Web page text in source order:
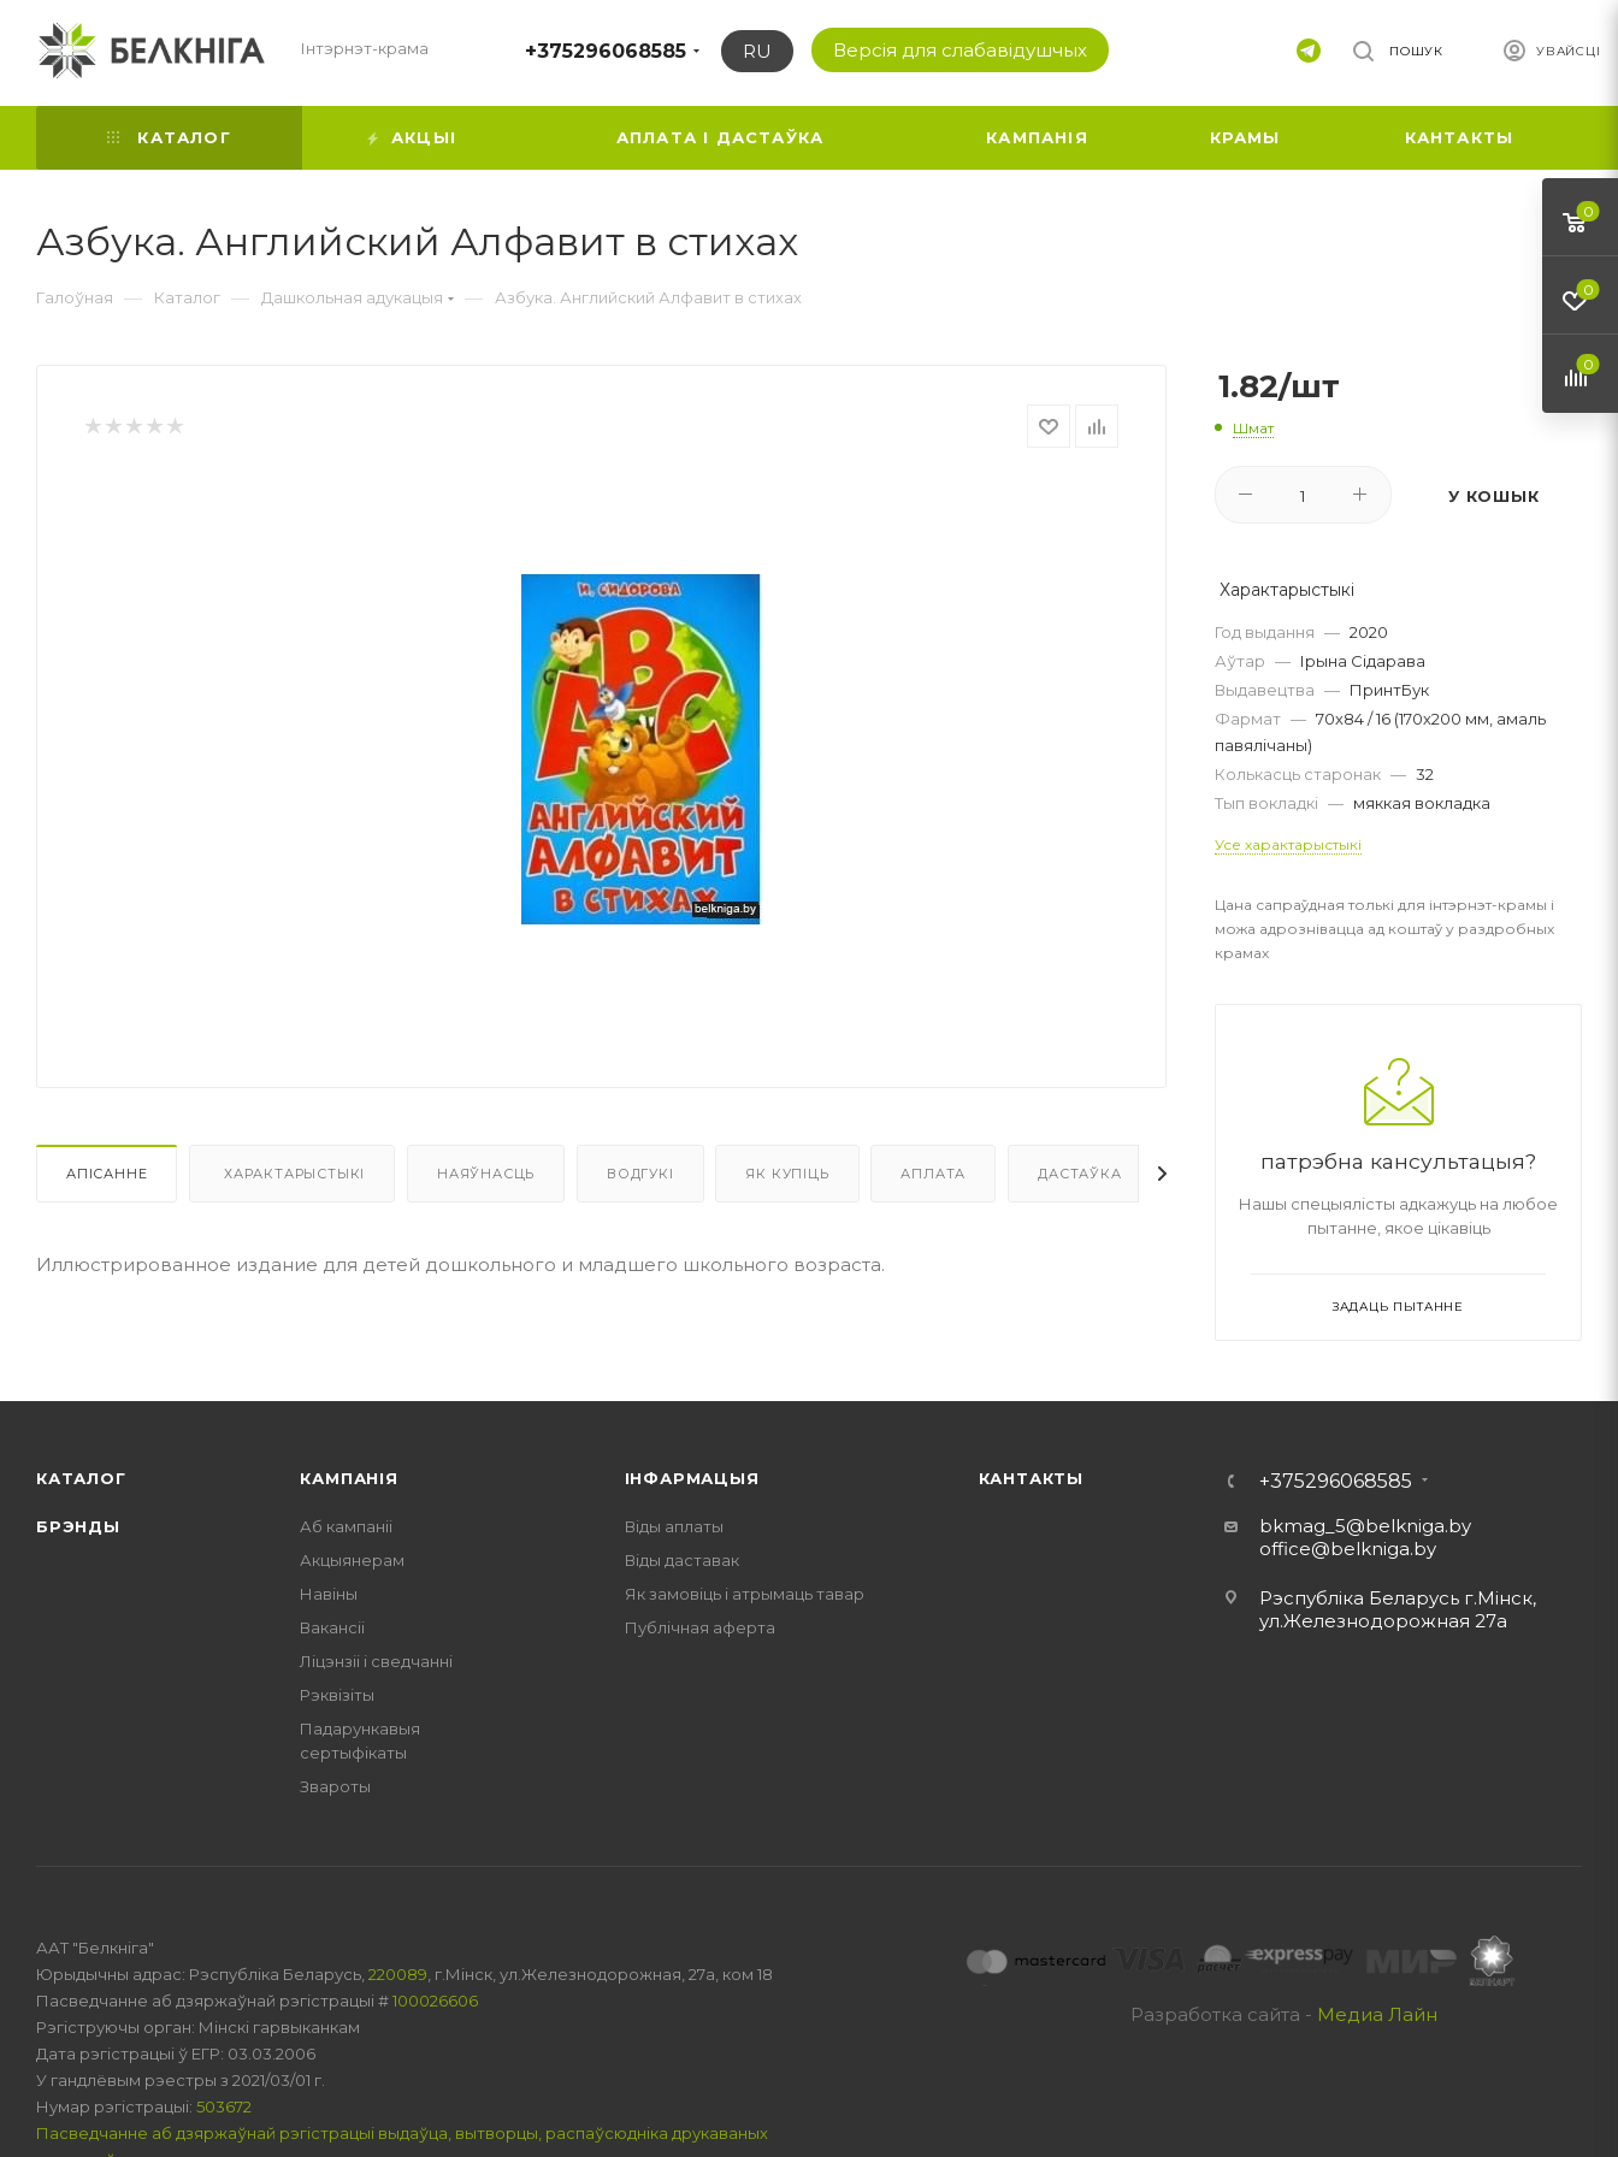
Інтэрнэт-крама +375296068585 RU Версія для слабавідушчых УВАЙСЦІ
ПОШУК
КАТАЛОГ АКЦЫІ АПЛАТА І ДАСТАЎКА КАМПАНІЯ КРАМЫ КАНТАКТЫ
Азбука. Английский Алфавит в стихах
Галоўная — Каталог — Дашкольная адукацыя — Азбука. Английский Алфавит в стихах
АПІСАННЕ ХАРАКТАРЫСТЫКІ НАЯЎНАСЦЬ ВОДГУКІ ЯК КУПІЦЬ АПЛАТА ДАСТАЎКА ДАДАТКОВА
Иллюстрированное издание для детей дошкольного и младшего школьного возраста.
1.82/шт
Шмат
У КОШЫК
Характарыстыкі
Год выдання — 2020
Аўтар — Ірына Сідарава
Выдавецтва — ПринтБук
Фармат — 70х84 / 16 (170х200 мм, амаль
павялічаны)
Колькасць старонак — 32
Тып вокладкі — мяккая вокладка
Усе характарыстыкі
Цана сапраўдная толькі для інтэрнэт-крамы і
можа адрознівацца ад коштаў у раздробных
крамах
патрэбна кансультацыя?
Нашы спецыялісты адкажуць на любое
пытанне, якое цікавіць
ЗАДАЦЬ ПЫТАННЕ
КАТАЛОГ
БРЭНДЫ
КАМПАНІЯ
Аб кампаніі
Акцыянерам
Навіны
Вакансіі
Ліцэнзіі і сведчанні
Рэквізіты
Падарункавыя
сертыфікаты
Звароты
ІНФАРМАЦЫЯ
Віды аплаты
Віды даставак
Як замовіць і атрымаць тавар
Публічная аферта
КАНТАКТЫ
+375296068585
bkmag_5@belkniga.by
office@belkniga.by
Рэспубліка Беларусь г.Мінск,
ул.Железнодорожная 27а
Разработка сайта - Медиа Лайн
ААТ "Белкніга"
Юрыдычны адрас: Рэспубліка Беларусь, 220089 , г.Мінск, ул.Железнодорожная, 27а, ком 18
Пасведчанне аб дзяржаўнай рэгістрацыі #100026606
Рэгіструючы орган: Мінскі гарвыканкам
Дата рэгістрацыі ў ЕГР: 03.03.2006
У гандлёвым рэестры з 2021/03/01 г.
Нумар рэгістрацыі: 503672
Пасведчанне аб дзяржаўнай рэгістрацыі выдаўца, вытворцы, распаўсюдніка друкаваных
0
0
0